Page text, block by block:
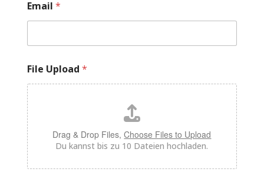
u
s
t
l
i
c
h
e
*
E
m
a
i
Email *
File Upload *
Drag & Drop Files,Choose Files to Upload
Du kannst bis zu 10 Dateien hochladen.